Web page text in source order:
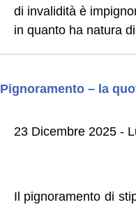
di invalidità è
in quanto ha natura
Pignoramento – la
23 Dicembre 2025 -
Il pignoramento di